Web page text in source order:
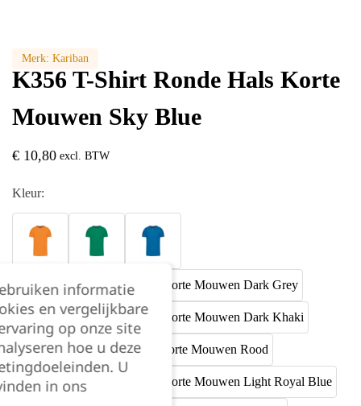
Merk: Kariban
K356 T-Shirt Ronde Hals Korte
Mouwen Sky Blue
€ 10,80 excl. BTW
Kleur:
informatie
en vergelijkbare
op onze site
hoe u deze
U
in ons